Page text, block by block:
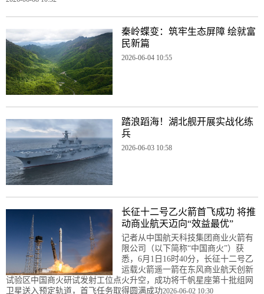
秦岭蝶变：筑牢生态屏障 绘就富
民新篇
2026-06-04 10:55
踏浪蹈海！湖北舰开展实战化练
兵
2026-06-03 10:58
长征十二号乙火箭首飞成功 将推
动商业航天迈向“效益最优”
记者从中国航天科技集团商业火箭有
限公司（以下简称“中国商火”）获
悉，6月1日16时40分，长征十二号乙
运载火箭遥一箭在东风商业航天创新
试验区中国商火研试发射工位点火升空，成功将千帆星座第十批组网
卫星送入预定轨道，首飞任务取得圆满成功2026-06-02 10:30